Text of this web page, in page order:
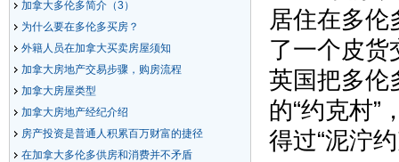
加拿大多伦多简介（3）
为什么要在多伦多买房？
外籍人员在加拿大买卖房屋须知
加拿大房地产交易步骤，购房流程
加拿大房屋类型
加拿大房地产经纪介绍
房产投资是普通人积累百万财富的捷径
在加拿大多伦多供房和消费并不矛盾
居住在多伦
了一个皮货
英国把多伦
的“约克村”
得过“泥泞